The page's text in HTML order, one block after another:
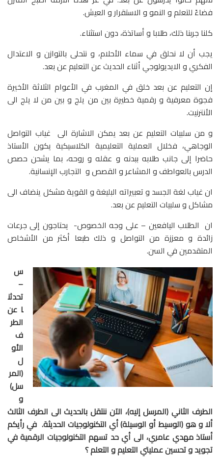
فضاءً للتعلم و النمو و الاستقرار و العيش.
كلنا جربنا ذلك، طلابا و أساتذة، دون استثناء.
يجب أن لا نحلق في سماء الأحلام، و نتحلى بالتوازن و الاعتدال
الفكري و الايديولوجي أثناء الحديث عن التعليم عن بعد.
إن التعليم عن بعد خلق في المغرب في الأعوام الثلاثة الأخيرة
فجوة معرفية و رقمية خطيرة بين من يلج و بين من لا يلج الى
الأنترنيت.
و من سلبيات التعليم عن بعد يمكن الاشارة الى غياب التواصل
الوجاهي، فخلال العملية التعليمية الكلاسيكية يكون الأستاذ
حاضرا إلى جانب طلابه ببدنه و عقله و روحه، بما يشحن حصص
الدرس بالعواطف و المشاعر و القصص و التجارب الإنسانية.
ان غياب لغة الجسد و تعبيراته البليغة و القوية مشكل ينضاف الى
مشاكل و سلبيات التعليم عن بعد.
ان الطلاب اليافعين – على وجه الخصوص- يحتاجون إلى جرعات
زائدة و معززة من التواصل و ذلك طبعا أكثر من الأشخاص
المتقدمين في السن.
س
–
تحدثن
ا عن
الطر
ف
الأو
ل
(المر
سل)
و
الطرف الثاني (المرسل إليه)، الآن ننتقل بالحديث الى الطرف الثالث
ألا و هو (الوسيط أو الوسيلة) أي التكنولوجيات الحديثة. في رأيكم
أستاذ مهدي عامري، الى أي حد تسهم التكنولوجيات الرقمية في
تجويد و تحسين عمليتي التعليم و التعلم ؟